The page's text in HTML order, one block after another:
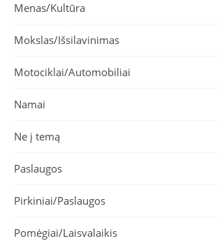
Menas/Kultūra
Mokslas/Išsilavinimas
Motociklai/Automobiliai
Namai
Ne į temą
Paslaugos
Pirkiniai/Paslaugos
Pomėgiai/Laisvalaikis